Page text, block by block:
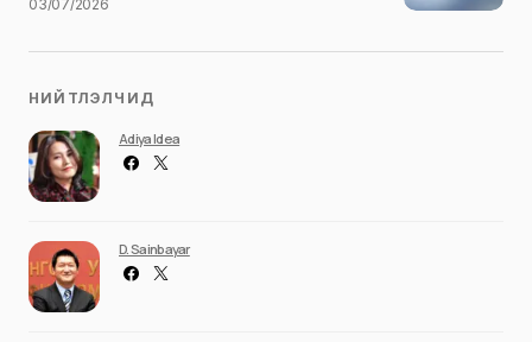
03/07/2026
НИЙТЛЭЛЧИД
Adiya Idea
D. Sainbayar